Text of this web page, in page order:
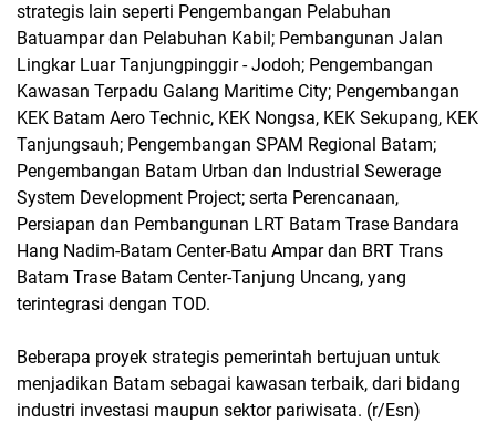
strategis lain seperti Pengembangan Pelabuhan
Batuampar dan Pelabuhan Kabil; Pembangunan Jalan
Lingkar Luar Tanjungpinggir - Jodoh; Pengembangan
Kawasan Terpadu Galang Maritime City; Pengembangan
KEK Batam Aero Technic, KEK Nongsa, KEK Sekupang, KEK
Tanjungsauh; Pengembangan SPAM Regional Batam;
Pengembangan Batam Urban dan Industrial Sewerage
System Development Project; serta Perencanaan,
Persiapan dan Pembangunan LRT Batam Trase Bandara
Hang Nadim-Batam Center-Batu Ampar dan BRT Trans
Batam Trase Batam Center-Tanjung Uncang, yang
terintegrasi dengan TOD.
Beberapa proyek strategis pemerintah bertujuan untuk
menjadikan Batam sebagai kawasan terbaik, dari bidang
industri investasi maupun sektor pariwisata. (r/Esn)